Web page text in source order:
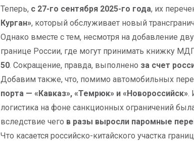
Теперь, с 27-го сентября 2025-го года, их
Курган», который обслуживает новый
Однако вместе с тем, несмотря на добавление
границе России, где могут принимать книжку
50. Сокращение, правда, выполнено за счет
Добавим также, что, помимо автомобильных
порта — «Кавказ», «Темрюк» и «Новороссийск».
логистика на фоне санкционных ограничений
вследствие чего в разы выросли паромные
Что касается российско-китайского участка